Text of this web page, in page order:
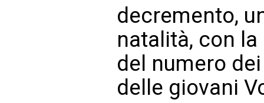
decremento,
natalità, con
del numero
delle giovani